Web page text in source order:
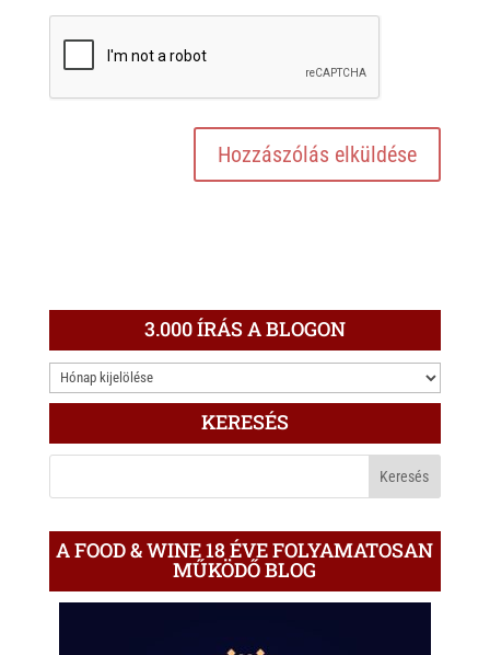
3.000 ÍRÁS A BLOGON
3.000
ÍRÁS
BLOGON
KERESÉS
A FOOD & WINE 18 ÉVE FOLYAMATOSAN
MŰKÖDŐ BLOG